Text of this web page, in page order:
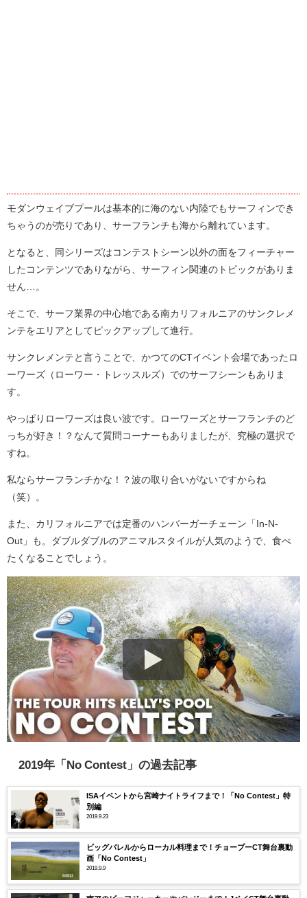
モダンウェイブプールは基本的に海のない内陸でもサーフィンでき
ちゃうのが売りであり、サーフランチも海から離れています。
となると、同シリーズはコンテストシーン以外の面をフィーチャー
したコンテンツでありながら、サーフィン関連のトピックがありま
せん…。
そこで、サーフ業界の中心地である南カリフォルニアのサンクレメ
ンテをエリアとしてピックアップして進行。
サンクレメンテと言うことで、かつてのCTイベント会場であったロ
ーワーズ（ローワー・トレッスルズ）でのサーフシーンもありま
す。
やっぱりローワーズは良い波です。ローワーズとサーフランチのど
っちが好き！？なんて質問コーナーもありましたが、究極の選択で
すね。
私ならサーフランチかな！？波の取り合いがないですからね
（笑）。
また、カリフォルニアでは定番のハンバーガーチェーン「In-N-
Out」も。ダブルダブルのアニマルスタイルが人気のようで、食べ
たくなることでしょう。
2019年「No Contest」の過去記事
ISAイベントから宮崎ナイトライフまで！「No Contest」特
別編
2019.9.23
ビッグバレルからローカル料理まで！チョープーCT舞台裏動
画「No Contest」
2019.9.9